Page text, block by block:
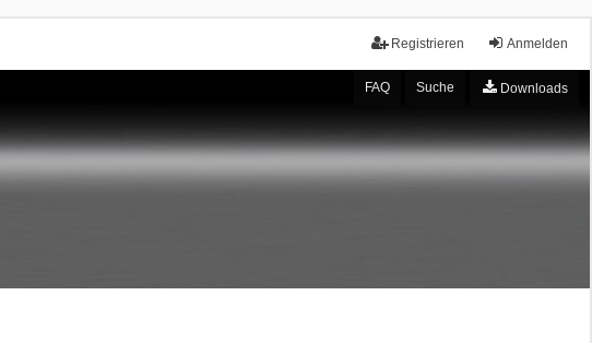
Anmelden
Registrieren
FAQ Suche Downloads